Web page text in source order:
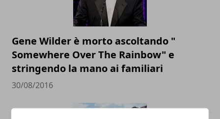
Gene Wilder è morto ascoltando "
Somewhere Over The Rainbow" e
stringendo la mano ai familiari
30/08/2016